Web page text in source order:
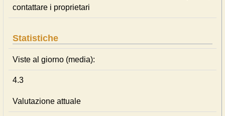
contattare i proprietari
Statistiche
Viste al giorno (media):
4.3
Valutazione attuale